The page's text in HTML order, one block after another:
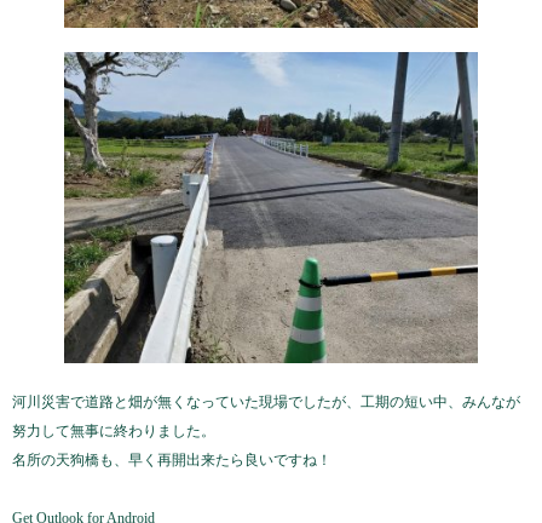
河川災害で道路と畑が無くなっていた現場でしたが、工期の短い中、みんなが
努力して無事に終わりました。
名所の天狗橋も、早く再開出来たら良いですね！
Get Outlook for Android